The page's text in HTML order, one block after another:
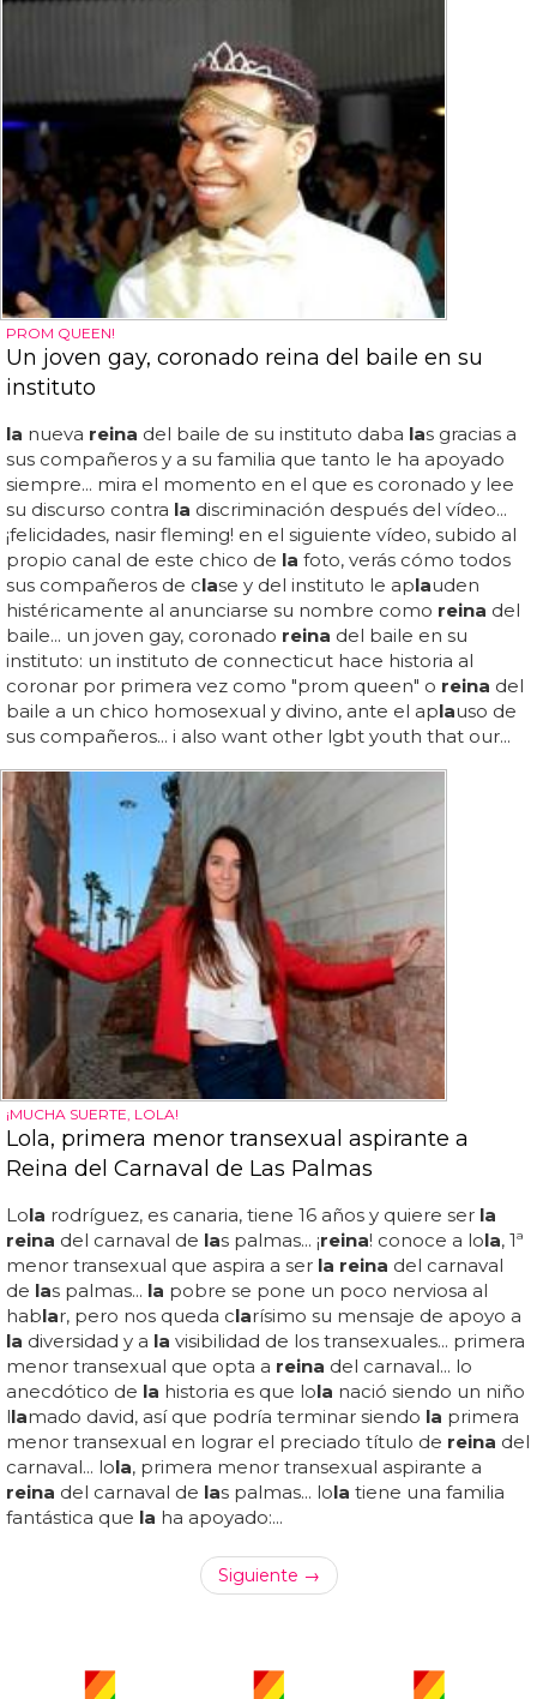
PROM QUEEN!
Un joven gay, coronado reina del baile en su
instituto
la nueva reina del baile de su instituto daba las gracias a
sus compañeros y a su familia que tanto le ha apoyado
siempre... mira el momento en el que es coronado y lee
su discurso contra la discriminación después del vídeo...
¡felicidades, nasir fleming! en el siguiente vídeo, subido al
propio canal de este chico de la foto, verás cómo todos
sus compañeros de clase y del instituto le aplauden
histéricamente al anunciarse su nombre como reina del
baile... un joven gay, coronado reina del baile en su
instituto: un instituto de connecticut hace historia al
coronar por primera vez como "prom queen" o reina del
baile a un chico homosexual y divino, ante el aplauso de
sus compañeros... i also want other lgbt youth that our...
¡MUCHA SUERTE, LOLA!
Lola, primera menor transexual aspirante a
Reina del Carnaval de Las Palmas
Lola rodríguez, es canaria, tiene 16 años y quiere ser la
reina del carnaval de las palmas... ¡reina! conoce a lola, 1ª
menor transexual que aspira a ser la reina del carnaval
de las palmas... la pobre se pone un poco nerviosa al
hablar, pero nos queda clarísimo su mensaje de apoyo a
la diversidad y a la visibilidad de los transexuales... primera
menor transexual que opta a reina del carnaval... lo
anecdótico de la historia es que lola nació siendo un niño
llamado david, así que podría terminar siendo la primera
menor transexual en lograr el preciado título de reina del
carnaval... lola, primera menor transexual aspirante a
reina del carnaval de las palmas... lola tiene una familia
fantástica que la ha apoyado:...
Siguiente →